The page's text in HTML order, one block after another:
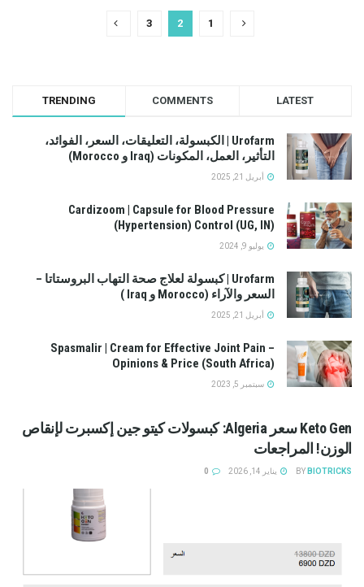
1
2
3
TRENDING COMMENTS LATEST
Urofarm | الكبسولة، التعليقات، السعر، الفوائد،
التأثير، العمل، المكونات (Iraq و Morocco)
أبريل 21, 2025
Cardizoom | Capsule for Blood Pressure
(Hypertension) Control (UG, IN)
يوليو 9, 2024
Urofarm | كبسولة لعلاج صحة التهاب البروستاتا –
السعر والآراء (Morocco و Iraq )
أبريل 21, 2025
Spasmalir | Cream for Effective Joint Pain –
Opinions & Price (South Africa)
سبتمبر 5, 2023
Keto Gen سعر Algeria: كبسولات كيتو جين إكسبرت لإنقاص
الوزن! المراجعات
BY BIOTRICKS يناير 14, 2026